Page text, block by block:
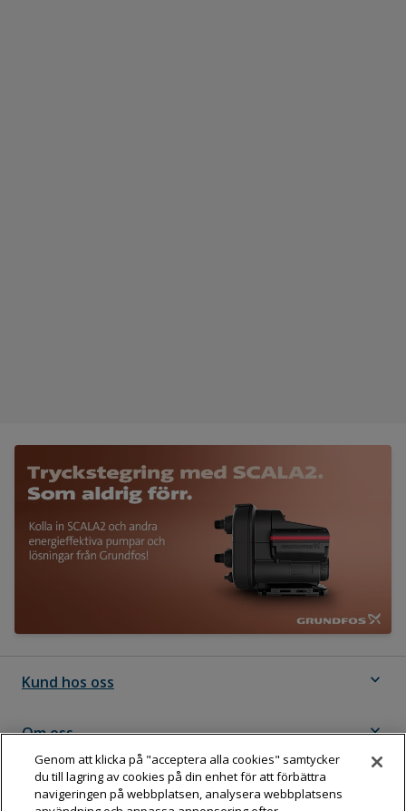
Kund hos oss expand_more
Om oss expand_more
Följ Dahl
Genom att klicka på "acceptera alla cookies" samtycker
du till lagring av cookies på din enhet för att förbättra
navigeringen på webbplatsen, analysera webbplatsens